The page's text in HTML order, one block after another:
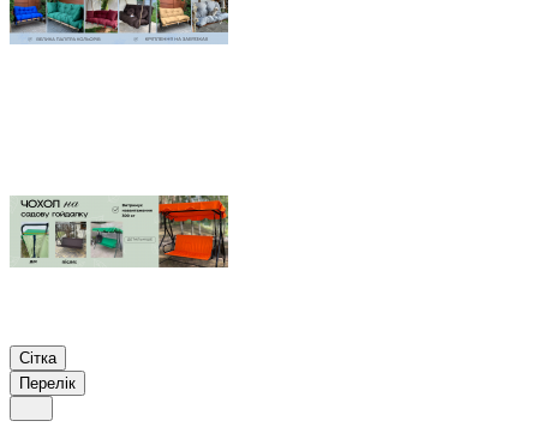
Сітка
Перелік